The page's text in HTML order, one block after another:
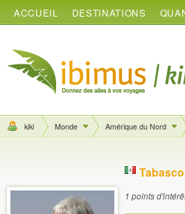
ACCUEIL DESTINATIONS
kiki Monde Amérique du Nord
1 points